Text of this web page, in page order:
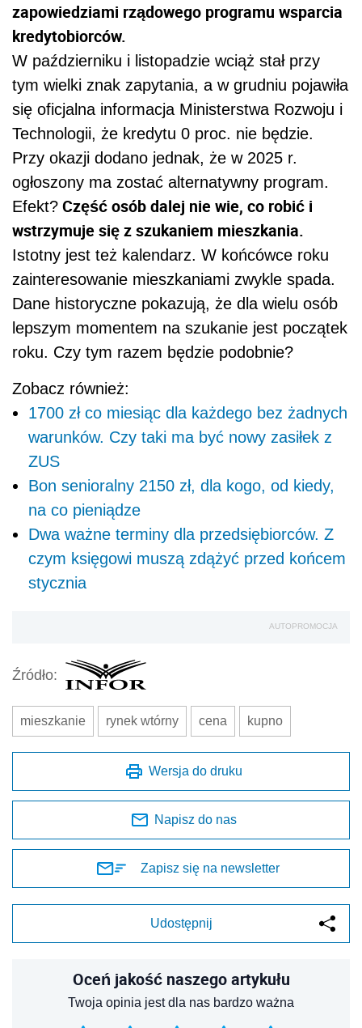
zapowiedziami rządowego programu wsparcia
kredytobiorców.
W październiku i listopadzie wciąż stał przy
tym wielki znak zapytania, a w grudniu pojawiła
się oficjalna informacja Ministerstwa Rozwoju i
Technologii, że kredytu 0 proc. nie będzie.
Przy okazji dodano jednak, że w 2025 r.
ogłoszony ma zostać alternatywny program.
Efekt? Część osób dalej nie wie, co robić i
wstrzymuje się z szukaniem mieszkania.
Istotny jest też kalendarz. W końcówce roku
zainteresowanie mieszkaniami zwykle spada.
Dane historyczne pokazują, że dla wielu osób
lepszym momentem na szukanie jest początek
roku. Czy tym razem będzie podobnie?
Zobacz również:
1700 zł co miesiąc dla każdego bez żadnych
warunków. Czy taki ma być nowy zasiłek z
ZUS
Bon senioralny 2150 zł, dla kogo, od kiedy,
na co pieniądze
Dwa ważne terminy dla przedsiębiorców. Z
czym księgowi muszą zdążyć przed końcem
stycznia
AUTOPROMOCJA
Źródło:
mieszkanie rynek wtórny cena kupno
Wersja do druku
Napisz do nas
Zapisz się na newsletter
Udostępnij
Oceń jakość naszego artykułu
Twoja opinia jest dla nas bardzo ważna